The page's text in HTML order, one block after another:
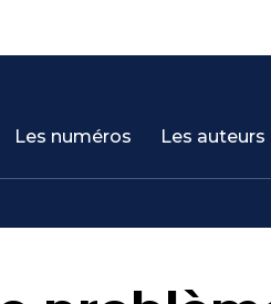
Les numéros Les auteurs